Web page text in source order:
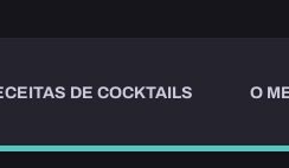
DE COCKTAILS O